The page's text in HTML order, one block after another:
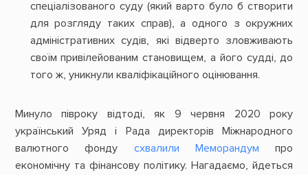
спеціалізованого суду (який варто було б створити
для розгляду таких справ), а одного з окружних
адміністративних судів, які відверто зловживають
своїм привілейованим становищем, а його судді, до
того ж, уникнули кваліфікаційного оцінювання.
Минуло півроку відтоді, як 9 червня 2020 року
український Уряд і Рада директорів Міжнародного
валютного фонду схвалили Меморандум про
економічну та фінансову політику. Нагадаємо, йдеться